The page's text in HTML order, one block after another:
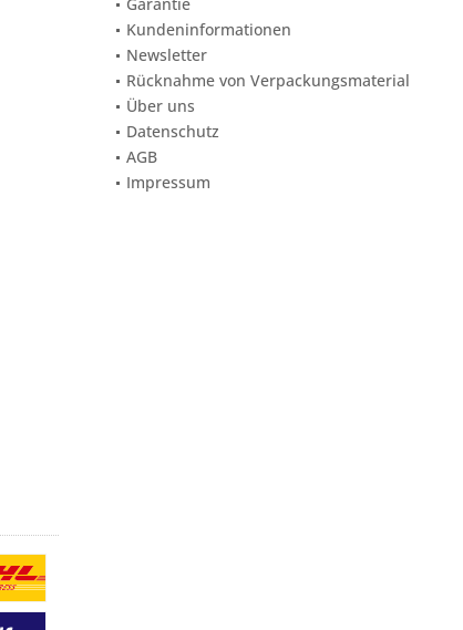
Kundeninformationen
Newsletter
Rücknahme von Verpackungsmaterial
Über uns
Datenschutz
AGB
Impressum